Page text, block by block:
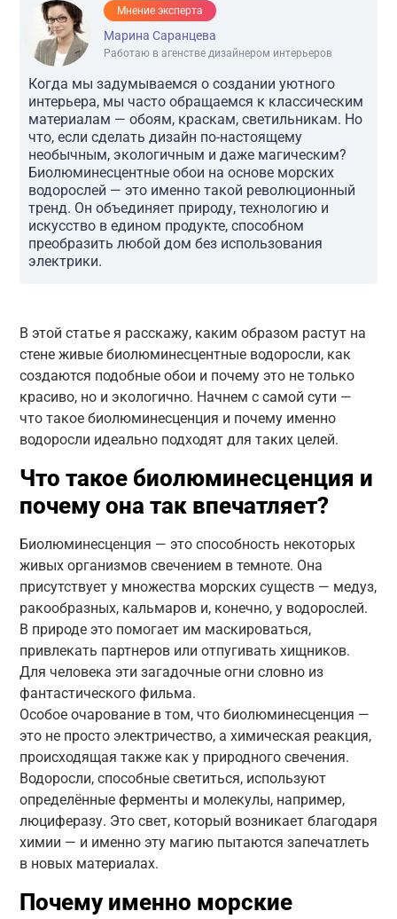
Мнение эксперта
Марина Саранцева
Работаю в агенстве дизайнером интерьеров
Когда мы задумываемся о создании уютного
интерьера, мы часто обращаемся к классическим
материалам — обоям, краскам, светильникам. Но
что, если сделать дизайн по-настоящему
необычным, экологичным и даже магическим?
Биолюминесцентные обои на основе морских
водорослей — это именно такой революционный
тренд. Он объединяет природу, технологию и
искусство в едином продукте, способном
преобразить любой дом без использования
электрики.
В этой статье я расскажу, каким образом растут на
стене живые биолюминесцентные водоросли, как
создаются подобные обои и почему это не только
красиво, но и экологично. Начнем с самой сути —
что такое биолюминесценция и почему именно
водоросли идеально подходят для таких целей.
Что такое биолюминесценция и
почему она так впечатляет?
Биолюминесценция — это способность некоторых
живых организмов свечением в темноте. Она
присутствует у множества морских существ — медуз,
ракообразных, кальмаров и, конечно, у водорослей.
В природе это помогает им маскироваться,
привлекать партнеров или отпугивать хищников.
Для человека эти загадочные огни словно из
фантастического фильма.
Особое очарование в том, что биолюминесценция —
это не просто электричество, а химическая реакция,
происходящая также как у природного свечения.
Водоросли, способные светиться, используют
определённые ферменты и молекулы, например,
люциферазу. Это свет, который возникает благодаря
химии — и именно эту магию пытаются запечатлеть
в новых материалах.
Почему именно морские